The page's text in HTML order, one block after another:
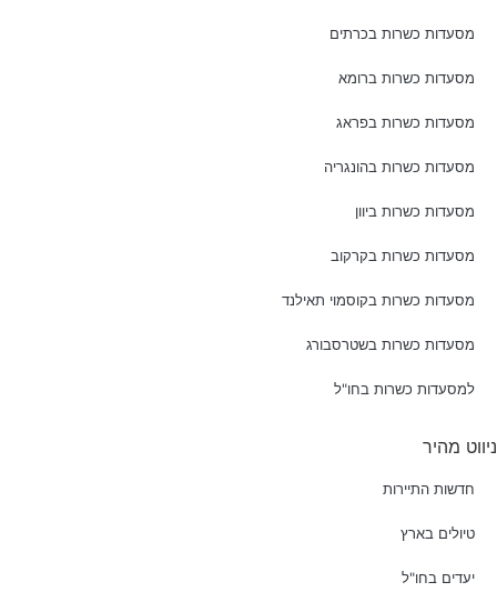
מסעדות כשרות בכרתים
מסעדות כשרות ברומא
מסעדות כשרות בפראג
מסעדות כשרות בהונגריה
מסעדות כשרות ביוון
מסעדות כשרות בקרקוב
מסעדות כשרות בקוסמוי תאילנד
מסעדות כשרות בשטרסבורג
למסעדות כשרות בחו"ל
ניווט מהיר
חדשות התיירות
טיולים בארץ
יעדים בחו"ל